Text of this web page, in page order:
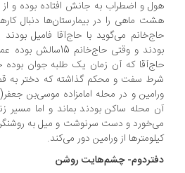
و اضطراب به جانش افتاده بوده و از
ماهی را در بیمارستان‌ها دنبال کارهای
می‌گوید با حاج‌آقا فامیل بودند یعنی
بودند و وقتی حاج‌خانم 15‌سالش
که آن زمان یک طلبه جوان بوده
سفت و محکم گذاشته که دختر به قم
و در محله امامزاده موسی‌بن جعفر(ع)
محله ساکن بودند بماند و اما مسیر زندگی
و دست سرنوشت و میل به روشنگری و
از ورامین دور می‌کند.
چشم‌هایت روشن